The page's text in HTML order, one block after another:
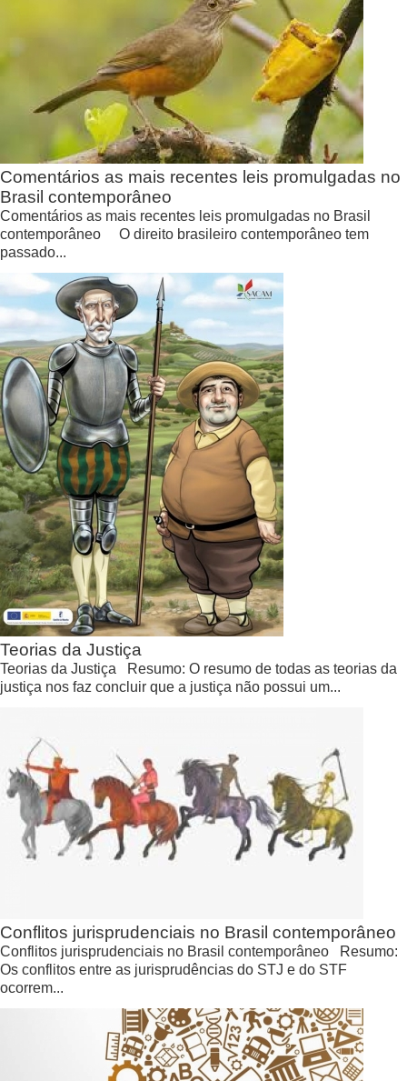
Comentários as mais recentes leis promulgadas no
Brasil contemporâneo
Comentários as mais recentes leis promulgadas no Brasil
contemporâneo O direito brasileiro contemporâneo tem
passado...
Teorias da Justiça
Teorias da Justiça Resumo: O resumo de todas as teorias da
justiça nos faz concluir que a justiça não possui um...
Conflitos jurisprudenciais no Brasil contemporâneo
Conflitos jurisprudenciais no Brasil contemporâneo Resumo:
Os conflitos entre as jurisprudências do STJ e do STF
ocorrem...